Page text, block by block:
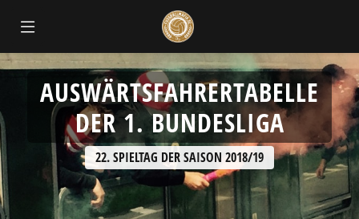
AUSWÄRTSFAHRERTABELLE
DER 1. BUNDESLIGA
22. SPIELTAG DER SAISON 2018/19